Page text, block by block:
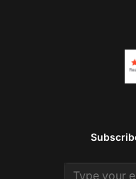
Email address